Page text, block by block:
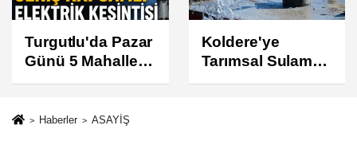
Koldere'ye
Tarımsal Sulama
Desteği
Manisa'da 1.200
Kınalı Keklik
Doğaya Salındı
Haberler ASAYİŞ